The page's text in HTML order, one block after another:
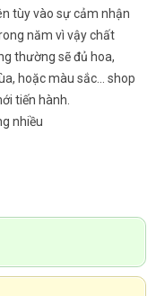
tùy vào sự cảm nhận
năm vì vậy chất
thường sẽ đủ hoa,
hoặc màu sắc... shop
tiến hành.
nhiều